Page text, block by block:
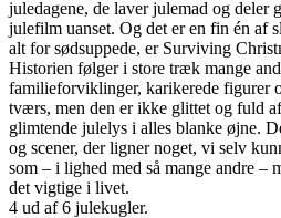
juledagene, de laver julemad og deler
julefilm uanset. Og det er en fin én af
alt for sødsuppede, er Surviving
Historien følger i store træk mange
familieforviklinger, karikerede figurer
tværs, men den er ikke glittet og fuld
glimtende julelys i alles blanke øjne.
og scener, der ligner noget, vi selv
som – i lighed med så mange andre –
det vigtige i livet.
4 ud af 6 julekugler.